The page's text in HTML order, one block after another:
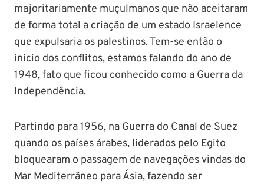
majoritariamente muçulmanos que não aceitaram
de forma total a criação de um estado Israelence
que expulsaria os palestinos. Tem-se então o
inicio dos conflitos, estamos falando do ano de
1948, fato que ficou conhecido como a Guerra da
Independência.
Partindo para 1956, na Guerra do Canal de Suez
quando os países árabes, liderados pelo Egito
bloquearam o passagem de navegações vindas do
Mar Mediterrâneo para Ásia, fazendo ser